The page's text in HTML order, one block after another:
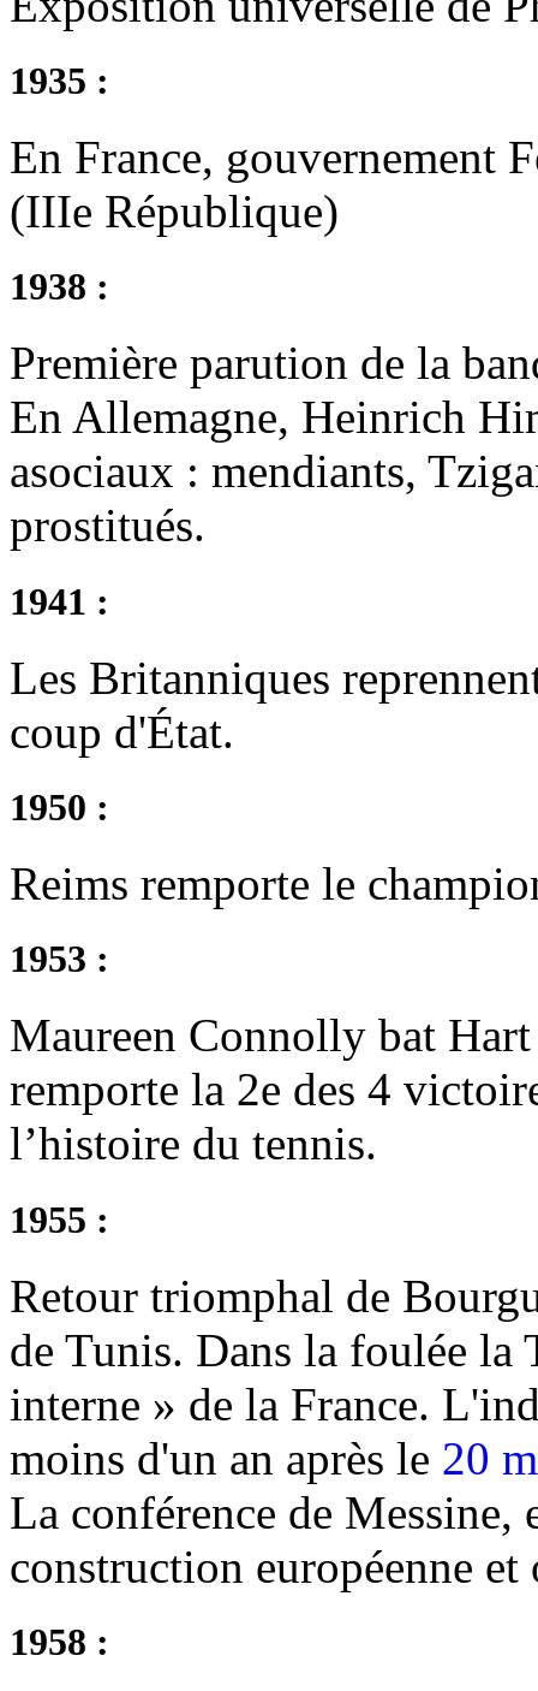
1935 :
En France, gouvernement
(IIIe République)
1938 :
Première parution de la
En Allemagne, Heinrich
asociaux : mendiants,
prostitués.
1941 :
Les Britanniques
coup d'État.
1950 :
Reims remporte le
1953 :
Maureen Connolly bat
remporte la 2e des 4
l’histoire du tennis.
1955 :
Retour triomphal de
de Tunis. Dans la foulée
interne » de la France.
moins d'un an après le 20
La conférence de
construction européenne
1958 :